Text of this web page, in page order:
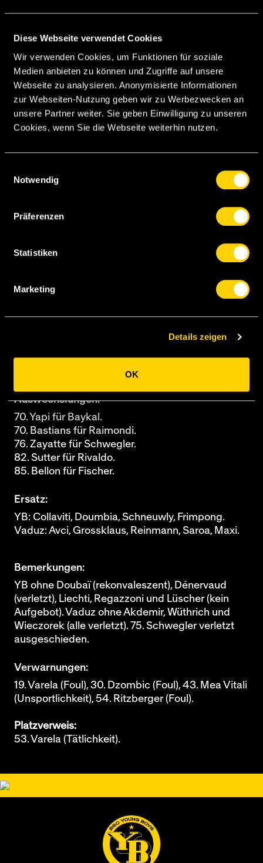
Diese Webseite verwendet Cookies
Wir verwenden Cookies, um Funktionen für soziale
Medien anbieten zu können und Zugriffe auf unsere
Webseite zu analysieren. Anonymisierte Informationen
zur Webseiten-Nutzung geben wir zu Werbezwecken an
unsere Partner weiter. Sie geben Einwilligung zu unseren
Cookies, wenn Sie die Webseite weiterhin nutzen.
Notwendig
Präferenzen
Statistiken
Marketing
Details zeigen
OK
Gaspar
Spielort:
Wankdorf Bern
Auswechslungen:
70. Yapi für Baykal.
70. Bastians für Raimondi.
76. Zayatte für Schwegler.
82. Sutter für Rivaldo.
85. Bellon für Fischer.
Ersatz:
YB: Collaviti, Doumbia, Schneuwly, Frimpong.
Vaduz: Avci, Grossklaus, Reinmann, Saroa, Maxi.
Bemerkungen:
YB ohne Doubaï (rekonvaleszent), Dénervaud
(verletzt), Liechti, Regazzoni und Lüscher (kein
Aufgebot). Vaduz ohne Akdemir, Wüthrich und
Wieczorek (alle verletzt). 75. Schwegler verletzt
ausgeschieden.
Verwarnungen:
19. Varela (Foul), 30. Dzombic (Foul), 43. Mea Vitali
(Unsportlichkeit), 54. Ritzberger (Foul).
Platzverweis:
53. Varela (Tätlichkeit).